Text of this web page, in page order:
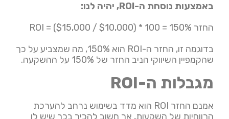
באמצעות נוסחת ה-ROI, יהיה לנו:
החזר ROI = ($15,000 / $10,000) * 100 = 150%
בדוגמה זו, החזר ה-ROI הוא 150%, מה שמצביע על כך
שהקמפיין השיווקי הניב החזר של 150% על ההשקעה.
מגבלות ה-ROI
אמנם החזר ROI הוא מדד בשימוש נרחב להערכת
הרווחיות של השקעות, אך חשוב להכיר בכך שיש לו